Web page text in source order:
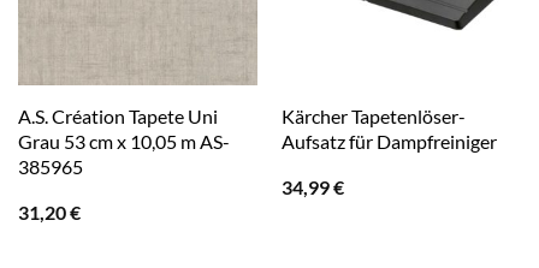
A.S. Création Tapete Uni
Grau 53 cm x 10,05 m AS-
385965
31,20€
Kärcher Tapetenlöser-
Aufsatz für Dampfreiniger
34,99€